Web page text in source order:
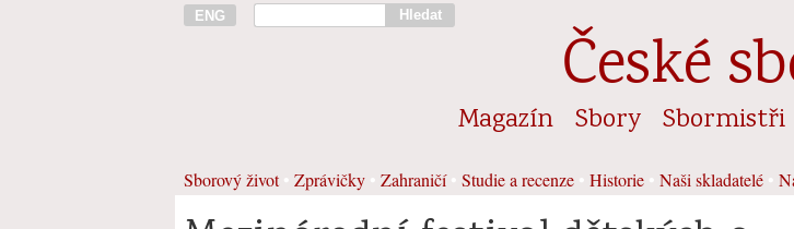
ENG Hledat
České
Magazín Sbory Sbormistři
Sborový život• Zprávičky Zahraničí• Studie a recenze Historie Naši skladatelé